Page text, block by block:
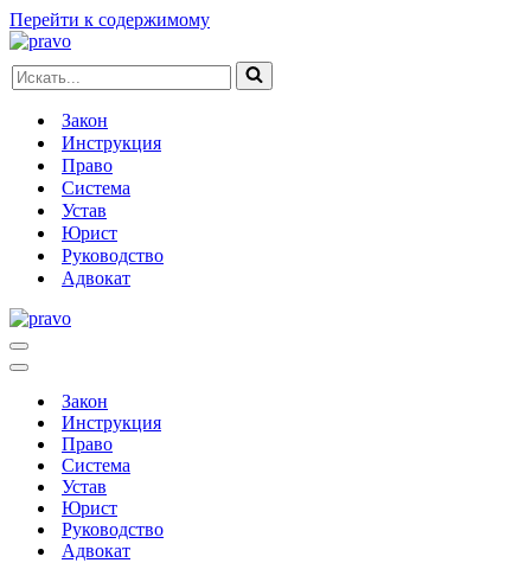
Перейти к содержимому
Искать...
Закон
Инструкция
Право
Система
Устав
Юрист
Руководство
Адвокат
Меню
навигации
Меню
навигацииЗакон
Инструкция
Право
Система
Устав
Юрист
Руководство
Адвокат